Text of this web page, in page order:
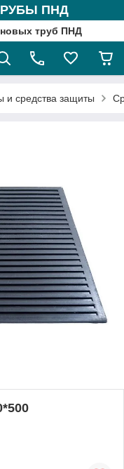
ПНД
труб ПНД
и средства защиты